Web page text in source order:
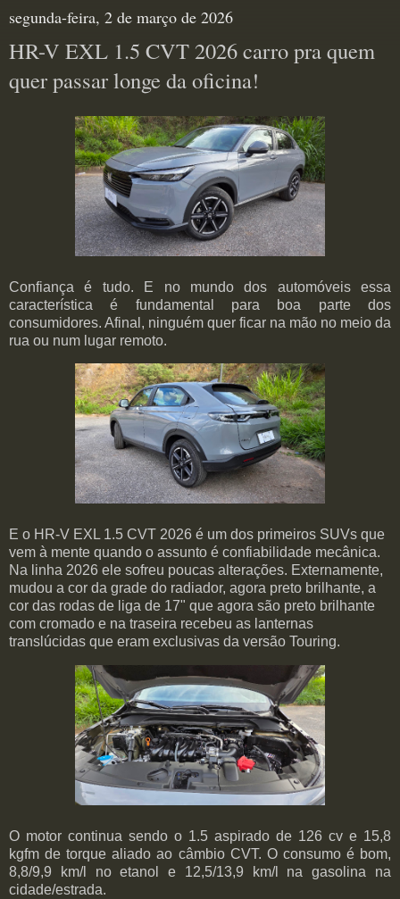
segunda-feira, 2 de março de 2026
HR-V EXL 1.5 CVT 2026 carro pra quem
quer passar longe da oficina!
Confiança é tudo. E no mundo dos automóveis essa
característica é fundamental para boa parte dos
consumidores. Afinal, ninguém quer ficar na mão no meio da
rua ou num lugar remoto.
E o HR-V EXL 1.5 CVT 2026 é um dos primeiros SUVs que
vem à mente quando o assunto é confiabilidade mecânica.
Na linha 2026 ele sofreu poucas alterações. Externamente,
mudou a cor da grade do radiador, agora preto brilhante, a
cor das rodas de liga de 17" que agora são preto brilhante
com cromado e na traseira recebeu as lanternas
translúcidas que eram exclusivas da versão Touring.
O motor continua sendo o 1.5 aspirado de 126 cv e 15,8
kgfm de torque aliado ao câmbio CVT. O consumo é bom,
8,8/9,9 km/l no etanol e 12,5/13,9 km/l na gasolina na
cidade/estrada.